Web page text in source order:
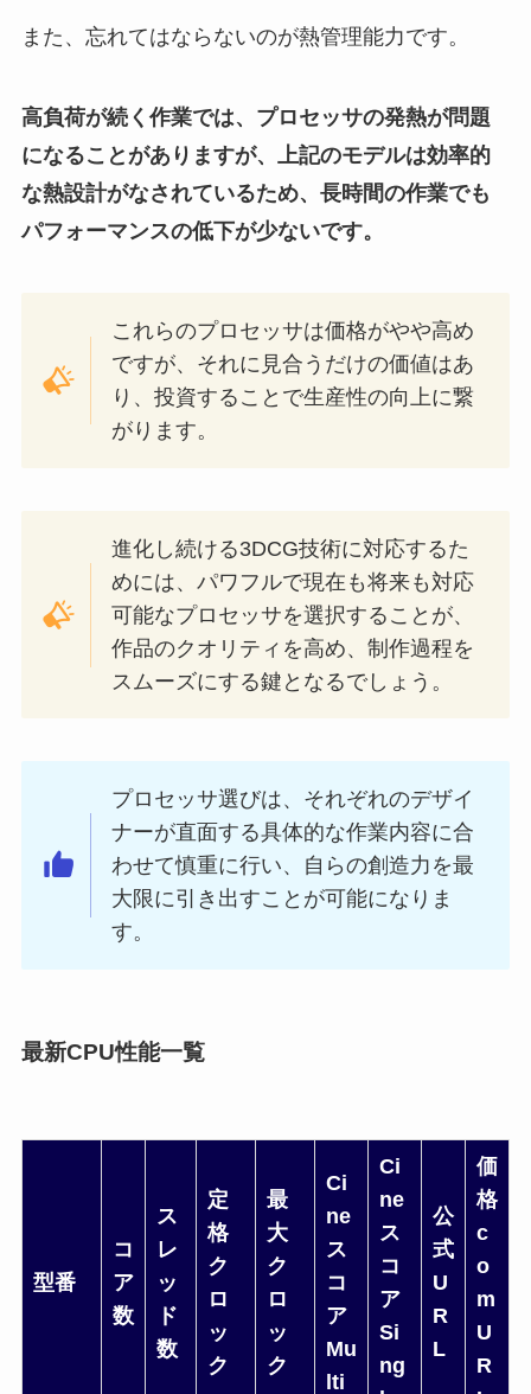
また、忘れてはならないのが熱管理能力です。
高負荷が続く作業では、プロセッサの発熱が問題
になることがありますが、上記のモデルは効率的
な熱設計がなされているため、長時間の作業でも
パフォーマンスの低下が少ないです。
これらのプロセッサは価格がやや高め
ですが、それに見合うだけの価値はあ
り、投資することで生産性の向上に繋
がります。
進化し続ける3DCG技術に対応するた
めには、パワフルで現在も将来も対応
可能なプロセッサを選択することが、
作品のクオリティを高め、制作過程を
スムーズにする鍵となるでしょう。
プロセッサ選びは、それぞれのデザイ
ナーが直面する具体的な作業内容に合
わせて慎重に行い、自らの創造力を最
大限に引き出すことが可能になりま
す。
最新CPU性能一覧
型番
コ
ア
数
ス
レ
ッ
ド
数
定
格
ク
ロ
ッ
ク
最
大
ク
ロ
ッ
ク
Ci
ne
ス
コ
ア
Mu
lti
Ci
ne
ス
コ
ア
Si
ng
公
式
U
R
L
価
格
c
o
m
U
R